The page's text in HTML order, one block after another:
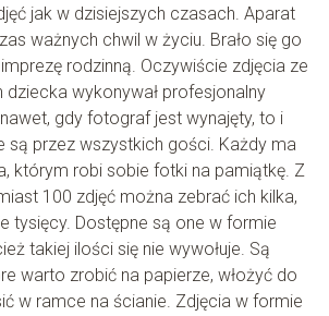
jak w dzisiejszych czasach. Aparat
ważnych chwil w życiu. Brało się go
rodzinną. Oczywiście zdjęcia ze
dziecka wykonywał profesjonalny
gdy fotograf jest wynajęty, to i
są przez wszystkich gości. Każdy ma
którym robi sobie fotki na pamiątkę. Z
100 zdjęć można zebrać ich kilka,
tysięcy. Dostępne są one w formie
takiej ilości się nie wywołuje. Są
warto zrobić na papierze, włożyć do
w ramce na ścianie. Zdjęcia w formie